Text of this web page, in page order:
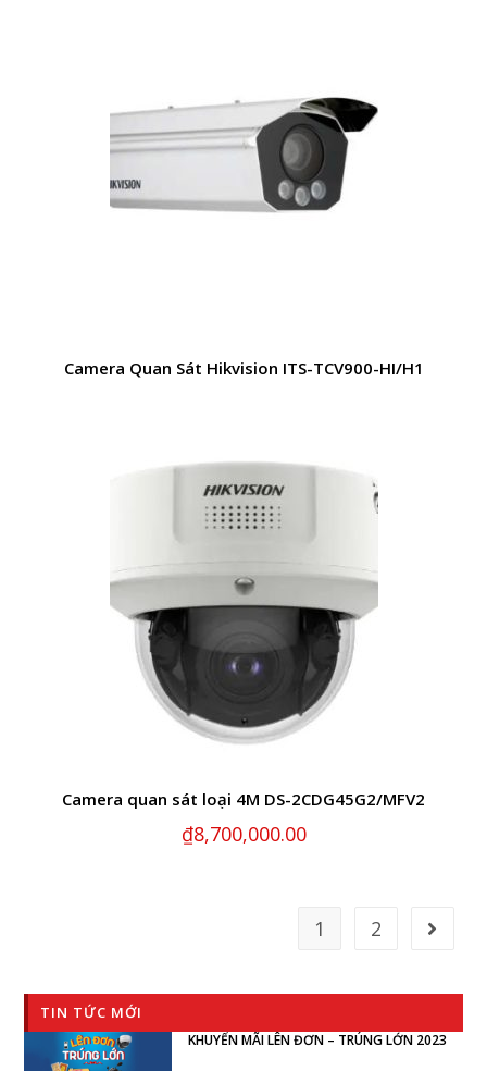
Camera Quan Sát Hikvision ITS-TCV900-HI/H1
Camera quan sát loại 4M DS-2CDG45G2/MFV2
₫8,700,000.00
1 2
TIN TỨC MỚI
KHUYẾN MÃI LÊN ĐƠN – TRÚNG LỚN 2023